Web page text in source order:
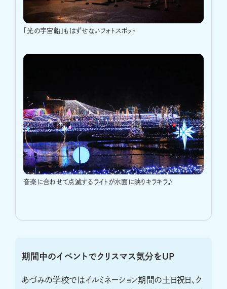
｢光の宇宙船｣もはずせないフォトスポット
音楽に合わせて点滅するライトが水面に映りキラキラ♪
期間中のイベントでクリスマス気分をUP
あづみの学校ではイルミネーション期間の土日祝日、ク